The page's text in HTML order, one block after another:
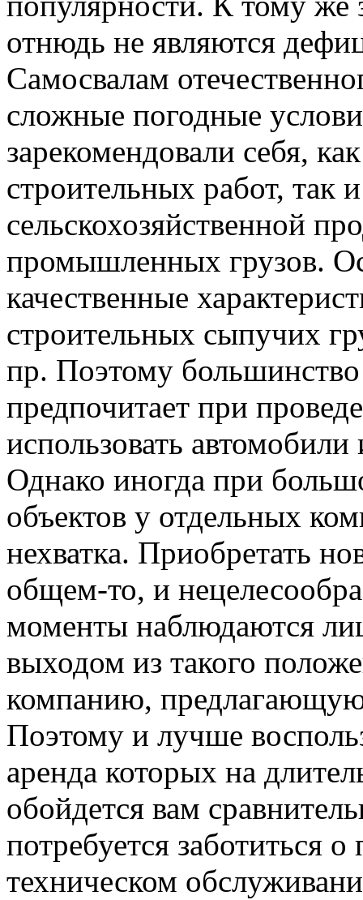
отнюдь не являются
Самосвалам
сложные погодные
зарекомендовали себя,
строительных работ, так
сельскохозяйственной
промышленных грузов.
качественные
строительных сыпучих
пр. Поэтому
предпочитает при
использовать
Однако иногда при
объектов у отдельных
нехватка. Приобретать
общем-то, и
моменты наблюдаются
выходом из такого
компанию,
Поэтому и лучше
аренда которых на
обойдется вам
потребуется заботиться
техническом